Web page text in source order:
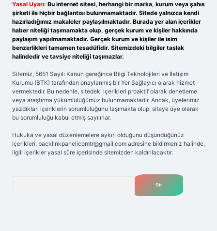
Yasal Uyarı: Bu internet sitesi, herhangi bir marka, kurum veya şahıs
şirketi ile hiçbir bağlantısı bulunmamaktadır. Sitede yalnızca kendi
hazırladığımız makaleler paylaşılmaktadır. Burada yer alan içerikler
haber niteliği taşımamakta olup, gerçek kurum ve kişiler hakkında
paylaşım yapılmamaktadır. Gerçek kurum ve kişiler ile isim
benzerlikleri tamamen tesadüfidir. Sitemizdeki bilgiler taslak
halindedir ve tavsiye niteliği taşımazlar.
Sitemiz, 5651 Sayılı Kanun gereğince Bilgi Teknolojileri ve İletişim
Kurumu (BTK) tarafından onaylanmış bir Yer Sağlayıcı olarak hizmet
vermektedir. Bu nedenle, sitedeki içerikleri proaktif olarak denetleme
veya araştırma yükümlülüğümüz bulunmamaktadır. Ancak, üyelerimiz
yazdıkları içeriklerin sorumluluğunu taşımakta olup, siteye üye olarak
bu sorumluluğu kabul etmiş sayılırlar.
Hukuka ve yasal düzenlemelere aykırı olduğunu düşündüğünüz
içerikleri, backlinkpanelicomtr@gmail.com adresine bildirmeniz halinde,
ilgili içerikler yasal süre içerisinde sitemizden kaldırılacaktır.